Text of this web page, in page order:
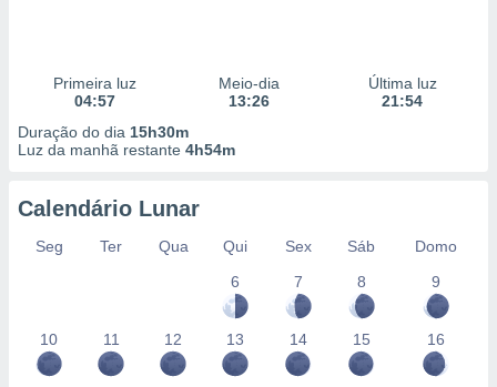
Primeira luz
04:57
Meio-dia
13:26
Última luz
21:54
Duração do dia 15h30m
Luz da manhã restante 4h54m
Calendário Lunar
Seg Ter Qua Qui Sex Sáb
Domo
6
7 8 9
10 11 12 13 14 15 16